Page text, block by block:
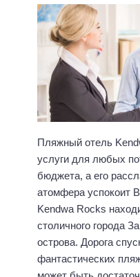
Пляжный отель
услуги для любых
бюджета, а его
атомфера успокоит
Kendwa Rocks
столичного города
острова. Дорога
фантастических